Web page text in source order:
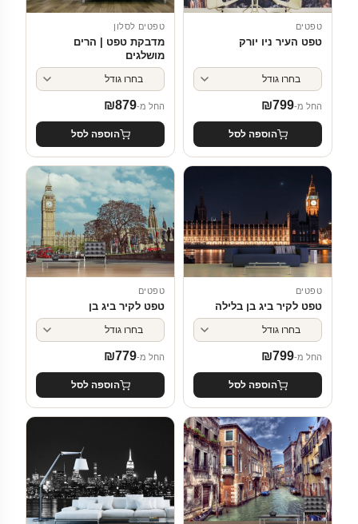
טפטים
טפט העיר ניו יורק
החל מ- ₪799
הוספה לסל
טפטים לסלון
מדבקת טפט | הרים
מושלגים
החל מ- ₪879
הוספה לסל
טפטים
טפט לקיר ביג בן בלילה
החל מ- ₪799
הוספה לסל
טפטים
טפט לקיר ביג בן
החל מ- ₪779
הוספה לסל